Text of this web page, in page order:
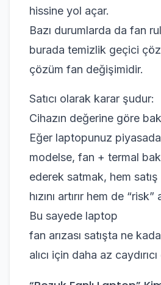
hissine yol açar.
Bazı durumlarda da fan
burada temizlik geçici
çözüm fan değişimidir.
Satıcı olarak karar şudur:
Cihazın değerine göre
Eğer laptopunuz
modelse, fan + termal
ederek satmak, hem satış
hızını artırır hem de “risk”
Bu sayede laptop
fan arızası satışta ne
alıcı için daha az caydırıcı